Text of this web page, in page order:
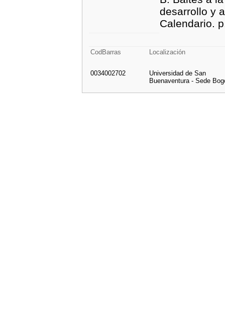
desarrollo y
Calendario.
CodBarras Localización
0034002702
Universidad de San
Buenaventura - Sede